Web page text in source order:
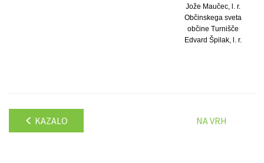
Jože Maučec, l. r.
Občinskega sveta
občine Turnišče
Edvard Špilak, l. r.
KAZALO NA VRH